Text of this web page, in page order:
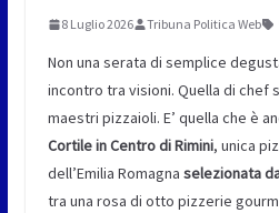
8 Luglio 2026 Tribuna Politica Web
Non una serata di semplice
incontro tra visioni. Quella di chef
maestri pizzaioli. E’ quella che è
Cortile in Centro di Rimini, unica
dell’Emilia Romagna selezionata
tra una rosa di otto pizzerie